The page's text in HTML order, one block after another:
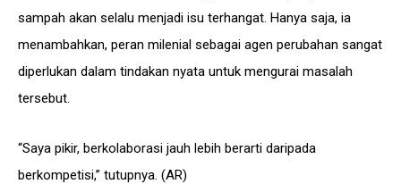
sampah akan selalu menjadi isu terhangat. Hanya saja, ia
menambahkan, peran milenial sebagai agen perubahan sangat
diperlukan dalam tindakan nyata untuk mengurai masalah
tersebut.
“Saya pikir, berkolaborasi jauh lebih berarti daripada
berkompetisi,” tutupnya. (AR)